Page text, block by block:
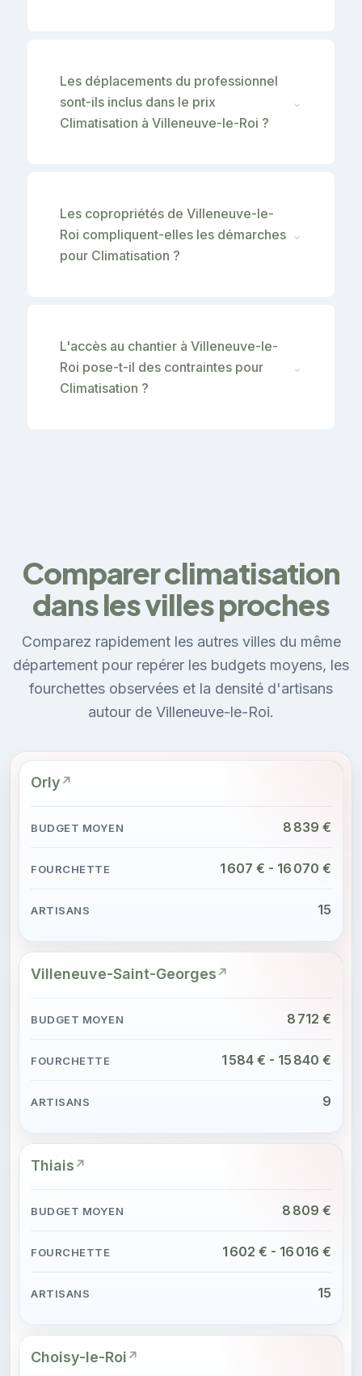
Les déplacements du professionnel
sont-ils inclus dans le prix
Climatisation à Villeneuve-le-Roi ?
⌄
Les copropriétés de Villeneuve-le-
Roi compliquent-elles les démarches
pour Climatisation ?
⌄
L'accès au chantier à Villeneuve-le-
Roi pose-t-il des contraintes pour
Climatisation ?
⌄
Comparer climatisation
dans les villes proches
Comparez rapidement les autres villes du même
département pour repérer les budgets moyens, les
fourchettes observées et la densité d'artisans
autour de Villeneuve-le-Roi.
Orly
8 839 €
1 607 € - 16 070 €
15
Villeneuve-Saint-Georges
8 712 €
1 584 € - 15 840 €
9
Thiais
8 809 €
1 602 € - 16 016 €
15
Choisy-le-Roi